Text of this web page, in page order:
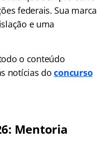
federais. Sua marca
e uma
o conteúdo
notícias doconcurso
Mentoria